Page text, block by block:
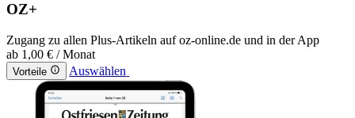
OZ+
Zugang zu allen Plus-Artikeln auf oz-online.de und in der App
ab 1,00 € / Monat
Vorteile Auswählen